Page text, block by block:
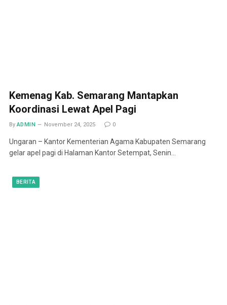
Kemenag Kab. Semarang Mantapkan
Koordinasi Lewat Apel Pagi
By ADMIN November 24, 2025 0
Ungaran – Kantor Kementerian Agama Kabupaten Semarang
gelar apel pagi di Halaman Kantor Setempat, Senin…
BERITA